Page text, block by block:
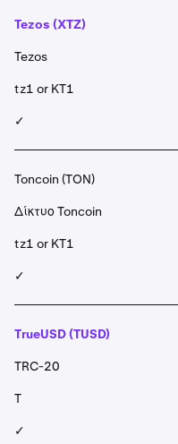
Tezos (XTZ)
Tezos
tz1 or KT1
✓
Toncoin (TON)
Δίκτυο Toncoin
tz1 or KT1
✓
TrueUSD (TUSD)
TRC-20
T
✓